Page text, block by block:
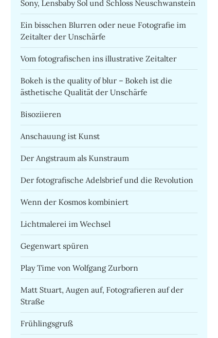
Sony, Lensbaby Sol und Schloss Neuschwanstein
Ein bisschen Blurren oder neue Fotografie im
Zeitalter der Unschärfe
Vom fotografischen ins illustrative Zeitalter
Bokeh is the quality of blur – Bokeh ist die
ästhetische Qualität der Unschärfe
Bisoziieren
Anschauung ist Kunst
Der Angstraum als Kunstraum
Der fotografische Adelsbrief und die Revolution
Wenn der Kosmos kombiniert
Lichtmalerei im Wechsel
Gegenwart spüren
Play Time von Wolfgang Zurborn
Matt Stuart, Augen auf, Fotografieren auf der
Straße
Frühlingsgruß